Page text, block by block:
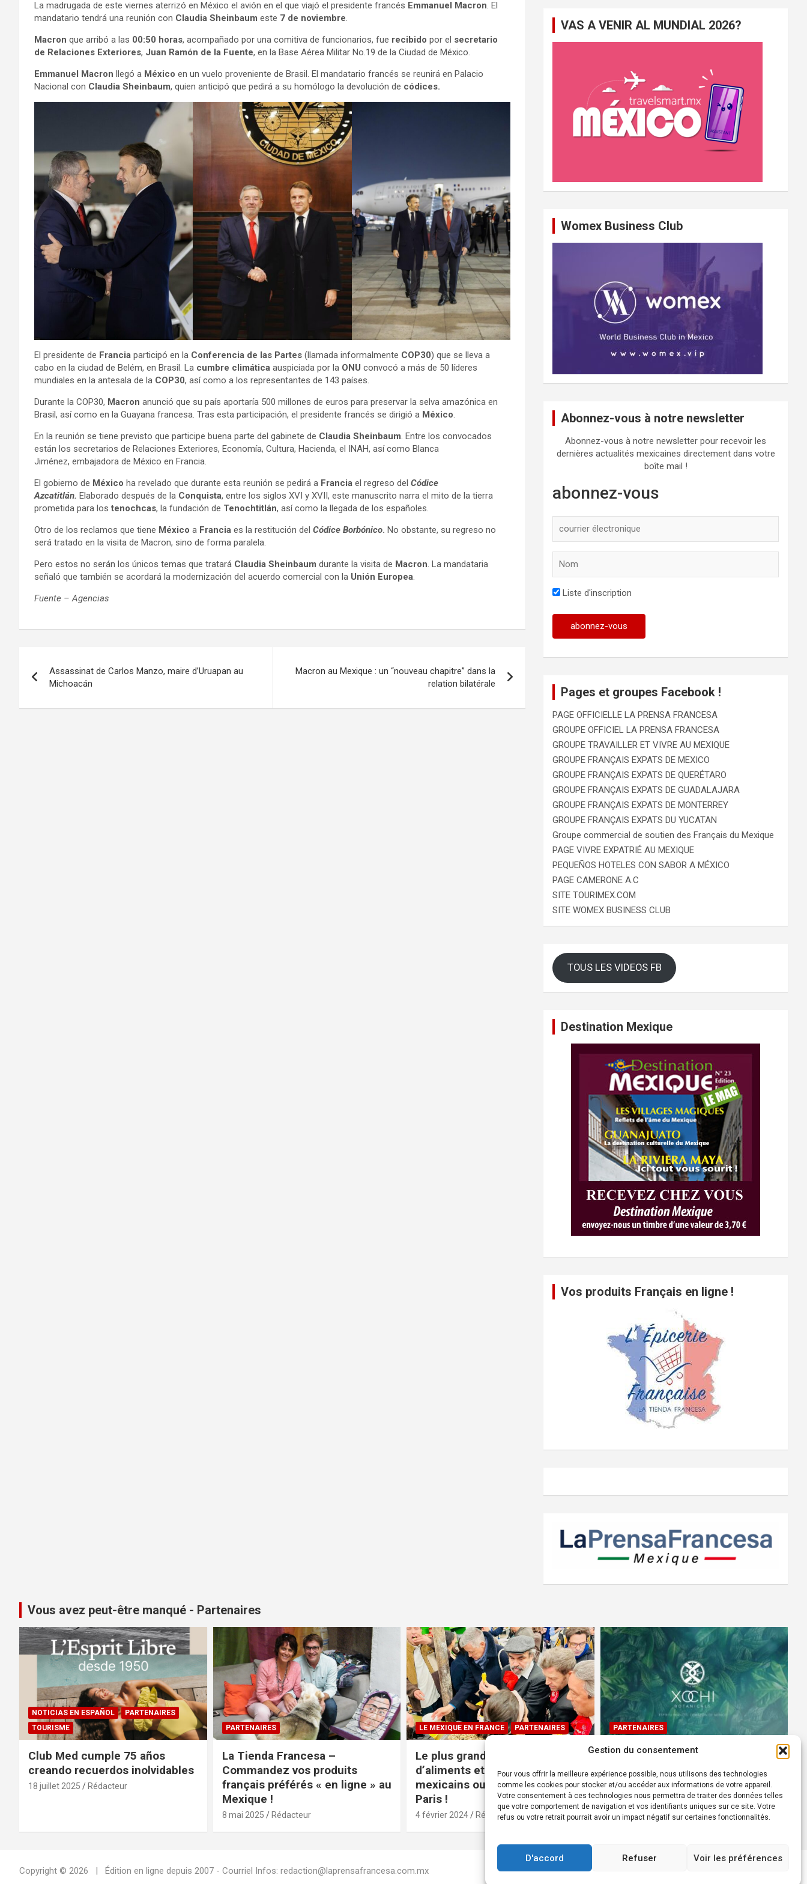
Gestion du consentement
Pour vous offrir la meilleure expérience possible, nous utilisons des technologies
comme les cookies pour stocker et/ou accéder aux informations de votre appareil.
Votre consentement à ces technologies nous permettra de traiter des données telles
que votre comportement de navigation et vos identifiants uniques sur ce site. Votre
refus ou votre retrait pourrait avoir un impact négatif sur certaines fonctionnalités.
D'accord Refuser Voir les préférences
La madrugada de este viernes aterrizó en México el avión en el que viajó el presidente francés Emmanuel Macron. El
mandatario tendrá una reunión con Claudia Sheinbaum este 7 de noviembre.
Macron que arribó a las 00:50 horas, acompañado por una comitiva de funcionarios, fue recibido por el secretario
de Relaciones Exteriores, Juan Ramón de la Fuente, en la Base Aérea Militar No.19 de la Ciudad de México.
Emmanuel Macron llegó a México en un vuelo proveniente de Brasil. El mandatario francés se reunirá en Palacio
Nacional con Claudia Sheinbaum, quien anticipó que pedirá a su homólogo la devolución de códices.
El presidente de Francia participó en la Conferencia de las Partes (llamada informalmente COP30) que se lleva a
cabo en la ciudad de Belém, en Brasil. La cumbre climática auspiciada por la ONU convocó a más de 50 líderes
mundiales en la antesala de la COP30, así como a los representantes de 143 países.
Durante la COP30, Macron anunció que su país aportaría 500 millones de euros para preservar la selva amazónica en
Brasil, así como en la Guayana francesa. Tras esta participación, el presidente francés se dirigió a México.
En la reunión se tiene previsto que participe buena parte del gabinete de Claudia Sheinbaum. Entre los convocados
están los secretarios de Relaciones Exteriores, Economía, Cultura, Hacienda, el INAH, así como Blanca
Jiménez, embajadora de México en Francia.
El gobierno de México ha revelado que durante esta reunión se pedirá a Francia el regreso del Códice
Azcatitlán. Elaborado después de la Conquista, entre los siglos XVI y XVII, este manuscrito narra el mito de la tierra
prometida para lostenochcas, la fundación de Tenochtitlán, así como la llegada de los españoles.
Otro de los reclamos que tiene México a Francia es la restitución del Códice Borbónico. No obstante, su regreso no
será tratado en la visita de Macron, sino de forma paralela.
Pero estos no serán los únicos temas que tratará Claudia Sheinbaum durante la visita de Macron. La mandataria
señaló que también se acordará la modernización del acuerdo comercial con la Unión Europea.
Fuente – Agencias
de
l’article
Assassinat de Carlos Manzo, maire d’Uruapan au
Michoacán
Macron au Mexique : un “nouveau chapitre” dans la
relation bilatérale
c
VAS A VENIR AL MUNDIAL 2026?
Womex Business Club
Abonnez-vous à notre newsletter
Abonnez-vous à notre newsletter pour recevoir les
dernières actualités mexicaines directement dans votre
boîte mail !
abonnez-vous
Liste d'inscription
Pages et groupes Facebook !
PAGE OFFICIELLE LA PRENSA FRANCESA
GROUPE OFFICIEL LA PRENSA FRANCESA
GROUPE TRAVAILLER ET VIVRE AU MEXIQUE
GROUPE FRANÇAIS EXPATS DE MEXICO
GROUPE FRANÇAIS EXPATS DE QUERÉTARO
GROUPE FRANÇAIS EXPATS DE GUADALAJARA
GROUPE FRANÇAIS EXPATS DE MONTERREY
GROUPE FRANÇAIS EXPATS DU YUCATAN
Groupe commercial de soutien des Français du Mexique
PAGE VIVRE EXPATRIÉ AU MEXIQUE
PEQUEÑOS HOTELES CON SABOR A MÉXICO
PAGE CAMERONE A.C
SITE TOURIMEX.COM
SITE WOMEX BUSINESS CLUB
TOUS LES VIDEOS FB
Destination Mexique
Vos produits Français en ligne !
Vous avez peut-être manqué - Partenaires
NOTICIAS EN ESPAÑOL
PARTENAIRES
TOURISME
Club Med cumple 75 años
creando recuerdos inolvidables
18 juillet 2025 Rédacteur
PARTENAIRES
La Tienda Francesa –
Commandez vos produits
français préférés « en ligne » au
Mexique !
8 mai 2025 Rédacteur
LE MEXIQUE EN FRANCE PARTENAIRES
Le plus grand magasin
d’aliments et produits
mexicains ouvre ses portes à
Paris !
4 février 2024 Rédacteur
PARTENAIRES
Devenez Ambassadeur XOCHI
BOTANICALS – « El espíritu
francés con corazón de
México! »
24 août 2022 Rédacteur
Copyright © 2026 Édition en ligne depuis 2007 - Courriel Infos: redaction@laprensafrancesa.com.mx